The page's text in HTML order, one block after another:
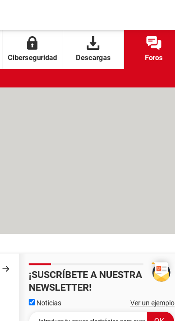
Ciberseguridad Descargas Foros
¡SUSCRÍBETE A NUESTRA
NEWSLETTER!
Noticias Ver un ejemplo